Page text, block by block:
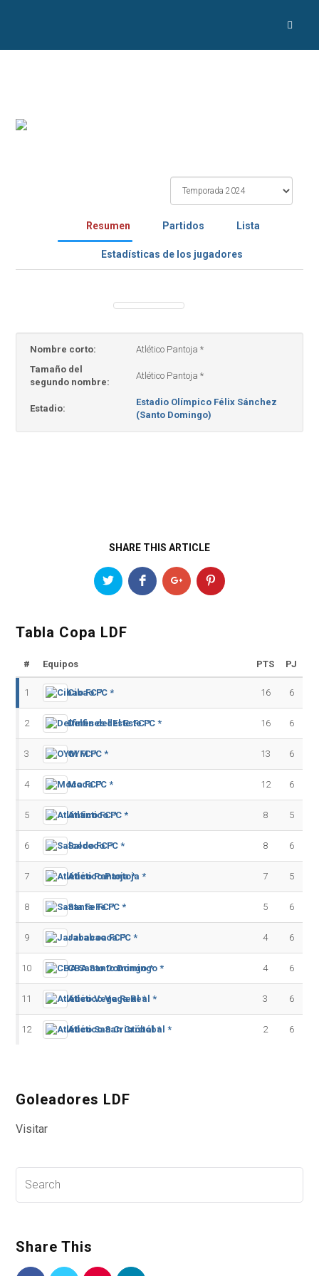
Resumen Partidos Lista
Estadísticas de los jugadores
Nombre corto:
Atlético Pantoja *
Tamaño del
segundo nombre:
Atlético Pantoja *
Estadio:
Estadio Olímpico Félix Sánchez
(Santo Domingo)
SHARE THIS ARTICLE
Tabla Copa LDF
# Equipos PTS PJ
1 Cibao FC * 16 6
2 Delfines del Este FC * 16 6
3 OYM FC * 13 6
4 Moca FC * 12 6
5 Atlántico FC * 8 5
6 Salcedo FC * 8 6
7 Atlético Pantoja * 7 5
8 Santa Fe FC * 5 6
9 Jarabacoa FC * 4 6
10 CBA Santo Domingo * 4 6
11 Atlético Vega Real * 3 6
12 Atlético San Cristóbal * 2 6
Goleadores LDF
Visitar
Share This